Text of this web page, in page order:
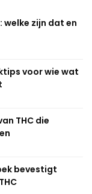
welke zijn dat en
voor wie wat
THC die
bevestigt